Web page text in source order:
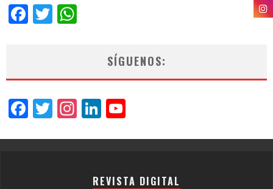
Facebook
Twitter
SÍGUENOS:
Facebook
Twitter
Instagram
LinkedIn
REVISTA DIGITAL